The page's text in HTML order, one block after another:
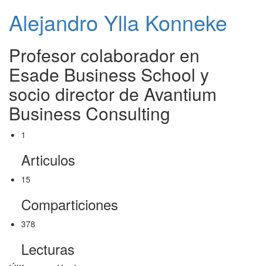
Alejandro Ylla Konneke
Profesor colaborador en
Esade Business School y
socio director de Avantium
Business Consulting
1
Articulos
15
Comparticiones
378
Lecturas